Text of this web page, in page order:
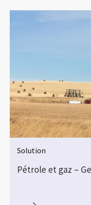
Solution
Pétrole et gaz –